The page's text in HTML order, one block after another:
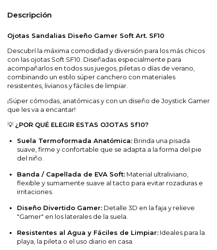
Descripción
Ojotas Sandalias Diseño Gamer Soft Art. SF10
Descubrí la máxima comodidad y diversión para los más chicos
con las ojotas Soft SF10. Diseñadas especialmente para
acompañarlos en todos sus juegos, piletas o días de verano,
combinando un estilo súper canchero con materiales
resistentes, livianos y fáciles de limpiar.
¡Súper cómodas, anatómicas y con un diseño de Joystick Gamer
que les va a encantar!
💡 ¿POR QUÉ ELEGIR ESTAS OJOTAS Sf10?
Suela Termoformada Anatómica: Brinda una pisada
suave, firme y confortable que se adapta a la forma del pie
del niño.
Banda / Capellada de EVA Soft: Material ultraliviano,
flexible y sumamente suave al tacto para evitar rozaduras e
irritaciones.
Diseño Divertido Gamer: Detalle 3D en la faja y relieve
"Gamer" en los laterales de la suela.
Resistentes al Agua y Fáciles de Limpiar: Ideales para la
playa, la pileta o el uso diario en casa.